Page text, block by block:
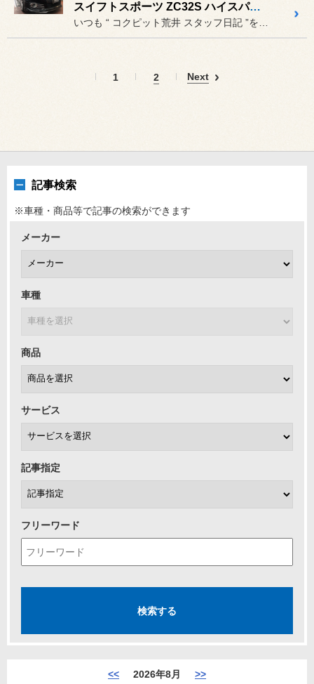
スイフトスポーツ ZC32S ハイスパ取付け《 ZC32S × HIGHSPARK IGNITION COIL 》
1 2 Next
記事検索
※車種・商品等で記事の検索ができます
メーカー
車種
商品
サービス
記事指定
フリーワード
<< 2026年8月 >>